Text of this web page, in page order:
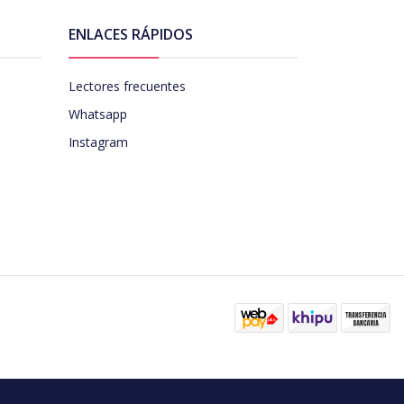
ENLACES RÁPIDOS
Lectores frecuentes
Whatsapp
Instagram